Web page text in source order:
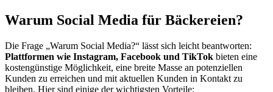
Warum Social Media für Bäckereien?
Die Frage „Warum Social Media?“ lässt sich leicht beantworten:
Plattformen wie Instagram, Facebook und TikTok bieten eine
kostengünstige Möglichkeit, eine breite Masse an potenziellen
Kunden zu erreichen und mit aktuellen Kunden in Kontakt zu
bleiben. Hier sind einige der wichtigsten Vorteile: